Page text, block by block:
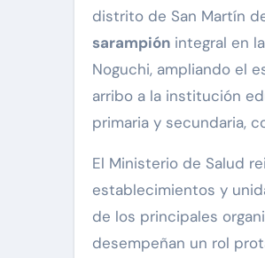
distrito de San Martín
sarampión integral en
Noguchi, ampliando el
arribo a la institución
primaria y secundaria,
El Ministerio de Salud
establecimientos y
de los principales
desempeñan un rol